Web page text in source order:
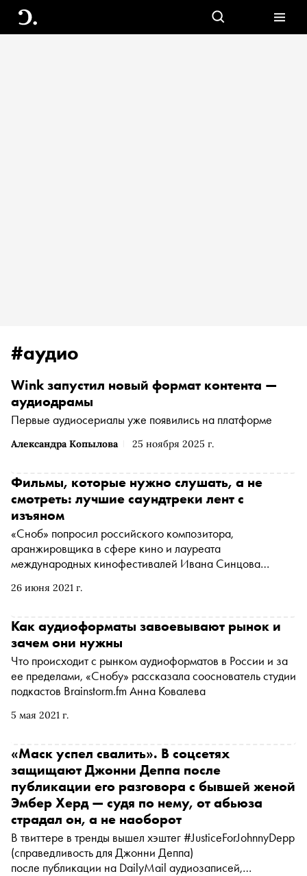
#аудио
Александра Копылова 25 ноября 2025 г.
Wink запустил новый формат контента —
аудиодрамы
Первые аудиосериалы уже появились на платформе
26 июня 2021 г.
Фильмы, которые нужно слушать, а не
смотреть: лучшие саундтреки лент с
изъяном
«Сноб» попросил российского композитора,
аранжировщика в сфере кино и лауреата
международных кинофестивалей Ивана Синцова
закрытыми глазами
5 мая 2021 г.
Как аудиоформаты завоевывают рынок и
зачем они нужны
Что происходит с рынком аудиоформатов в России и за
ее пределами, «Снобу» рассказала сооснователь студии
подкастов Brainstorm.fm Анна Ковалева
«Маск успел свалить». В соцсетях
защищают Джонни Деппа после
публикации его разговора с бывшей женой
Эмбер Херд — судя по нему, от абьюза
страдал он, а не наоборот
В твиттере в тренды вышел хэштег #JusticeForJohnnyDepp
(справедливость для Джонни Деппа)
после публикации на DailyMail аудиозаписей,